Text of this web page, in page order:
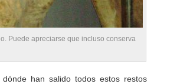
Puede apreciarse que incluso conserva
han salido todos estos restos